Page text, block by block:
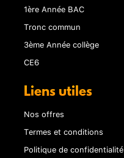
1ère Année BAC
Tronc commun
3ème Année collège
CE6
Liens utiles
Nos offres
Termes et conditions
Politique de confidentialité